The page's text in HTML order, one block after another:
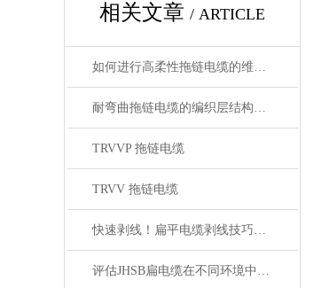
相关文章 / ARTICLE
如何进行高柔性拖链电缆的维护保养？
耐弯曲拖链电缆的编织层结构有哪几种
TRVVP 拖链电缆
TRVV 拖链电缆
快速剥线！扁平电缆剥线技巧分享
评估JHSB扁电缆在不同环境中电气性能稳定性